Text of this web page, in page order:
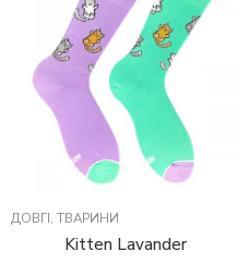
ДОВГІ, ТВАРИНИ
Kitten Lavander